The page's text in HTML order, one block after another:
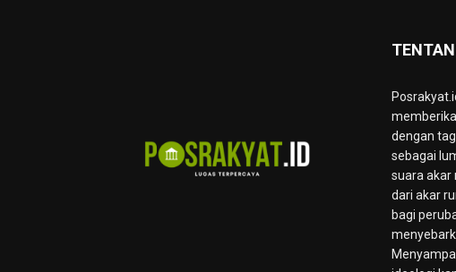
dengan
sebagai
suara akar
dari akar
bagi